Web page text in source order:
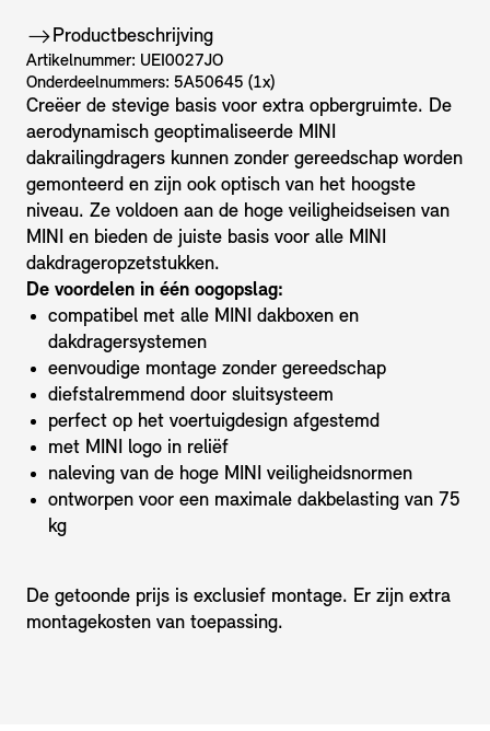
Productbeschrijving
Artikelnummer: UEI0027JO
Onderdeelnummers: 5A50645 (1x)
Creëer de stevige basis voor extra opbergruimte. De
aerodynamisch geoptimaliseerde MINI
dakrailingdragers kunnen zonder gereedschap worden
gemonteerd en zijn ook optisch van het hoogste
niveau. Ze voldoen aan de hoge veiligheidseisen van
MINI en bieden de juiste basis voor alle MINI
dakdrageropzetstukken.
De voordelen in één oogopslag:
compatibel met alle MINI dakboxen en
dakdragersystemen
eenvoudige montage zonder gereedschap
diefstalremmend door sluitsysteem
perfect op het voertuigdesign afgestemd
met MINI logo in reliëf
naleving van de hoge MINI veiligheidsnormen
ontworpen voor een maximale dakbelasting van 75
kg
De getoonde prijs is exclusief montage. Er zijn extra
montagekosten van toepassing.